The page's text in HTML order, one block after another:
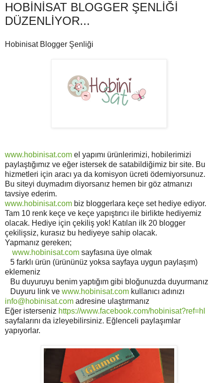
HOBİNİSAT BLOGGER ŞENLİĞİ
DÜZENLİYOR...
Hobinisat Blogger Şenliği
www.hobinisat.com el yapımı ürünlerimizi, hobilerimizi
paylaştığımız ve eğer istersek de satabildiğimiz bir site. Bu
hizmetleri için aracı ya da komisyon ücreti ödemiyorsunuz.
Bu siteyi duymadım diyorsanız hemen bir göz atmanızı
tavsiye ederim.
www.hobinisat.com biz bloggerlara keçe set hediye ediyor.
Tam 10 renk keçe ve keçe yapıştırıcı ile birlikte hediyemiz
olacak. Hediye için çekiliş yok! Katılan ilk 20 blogger
çekilişsiz, kurasız bu hediyeye sahip olacak.
Yapmanız gereken;
www.hobinisat.com sayfasına üye olmak
5 farklı ürün (ürününüz yoksa sayfaya uygun paylaşım)
eklemeniz
Bu duyuruyu benim yaptığım gibi bloğunuzda duyurmanız
Duyuru link ve www.hobinisat.com kullanıcı adınızı
info@hobinisat.com adresine ulaştırmanız
Eğer isterseniz https://www.facebook.com/hobinisat?ref=hl
sayfalarını da izleyebilirsiniz. Eğlenceli paylaşımlar
yapıyorlar.